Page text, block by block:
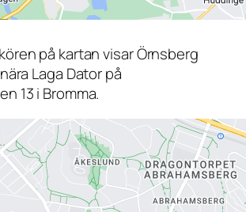
på kartan visar Örnsberg
Laga Dator på
13 i Bromma.